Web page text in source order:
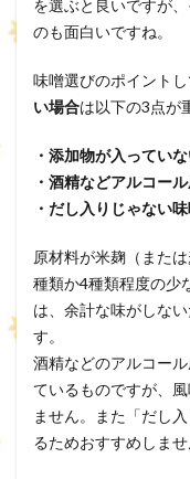
を選ぶと良いですが
のも面白いですね。
味噌選びのポイントし
い場合は以下の3点が
・添加物が入ってい
・酒精などアルコー
・だし入りじゃない
原材料が米麹（また
種類か4種類程度の少
は、余計な味がしな
す。
酒精などのアルコー
ているものですが、
ません。また「だし
るためおすすめしませ